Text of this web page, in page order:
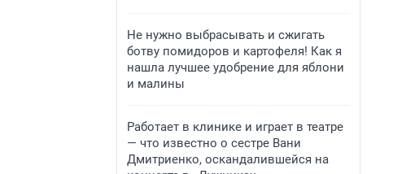
Не нужно выбрасывать и сжигать
ботву помидоров и картофеля! Как я
нашла лучшее удобрение для яблони
и малины
Работает в клинике и играет в театре
— что известно о сестре Вани
Дмитриенко, оскандалившейся на